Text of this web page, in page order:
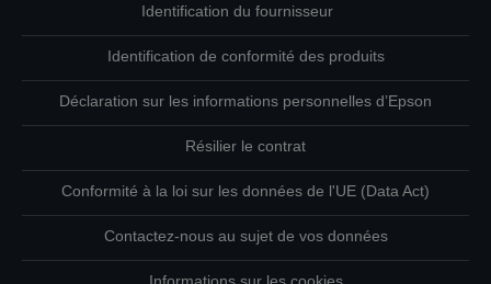
Identification du fournisseur
Identification de conformité des produits
Déclaration sur les informations personnelles d’Epson
Résilier le contrat
Conformité à la loi sur les données de l'UE (Data Act)
Contactez-nous au sujet de vos données
Informations sur les cookies